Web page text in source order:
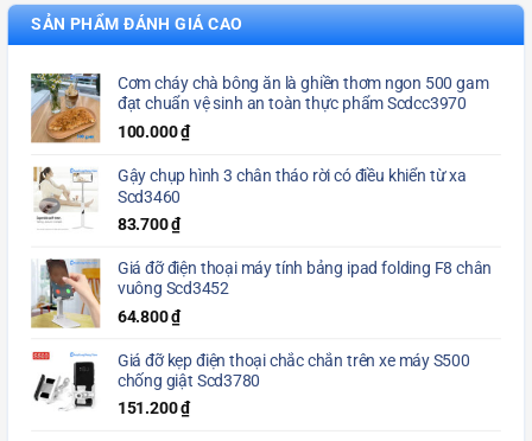
SẢN PHẨM ĐÁNH GIÁ CAO
Cơm cháy chà bông ăn là ghiền thơm ngon 500 gam
đạt chuẩn vệ sinh an toàn thực phẩm Scdcc3970
100.000₫
Gậy chụp hình 3 chân tháo rời có điều khiển từ xa
Scd3460
83.700₫
Giá đỡ điện thoại máy tính bảng ipad folding F8 chân
vuông Scd3452
64.800₫
Giá đỡ kẹp điện thoại chắc chắn trên xe máy S500
chống giật Scd3780
151.200₫